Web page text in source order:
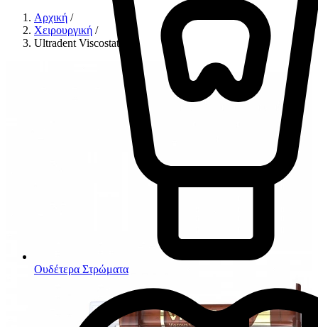
Ουδέτερα Στρώματα
Αρχική /
Χειρουργική /
Ultradent Viscostat